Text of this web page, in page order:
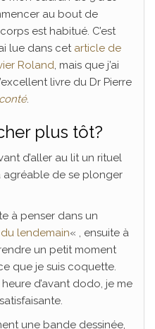
au bout de
est habitué. C’est
lue dans cet article de
Roland , mais que j’ai
livre du Dr Pierre
.
plus tôt?
d’aller au lit un rituel
agréable de se plonger
à penser dans un
lendemain« , ensuite à
un petit moment
que je suis coquette.
d’avant dodo, je me
une bande dessinée,